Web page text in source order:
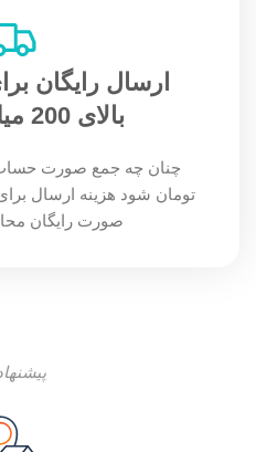
ارسال رایگان
بالای 200 میلیون تومان
تومان شود هزینه ارسال
صورت رایگان